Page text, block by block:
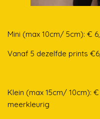
Mini (max 10cm/ 5cm): €
Vanaf 5 dezelfde prints
Klein (max 15cm/ 10cm):
meerkleurig